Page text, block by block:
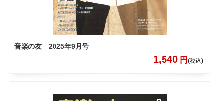
音楽の友 2025年9月号
1,540 円(税込)